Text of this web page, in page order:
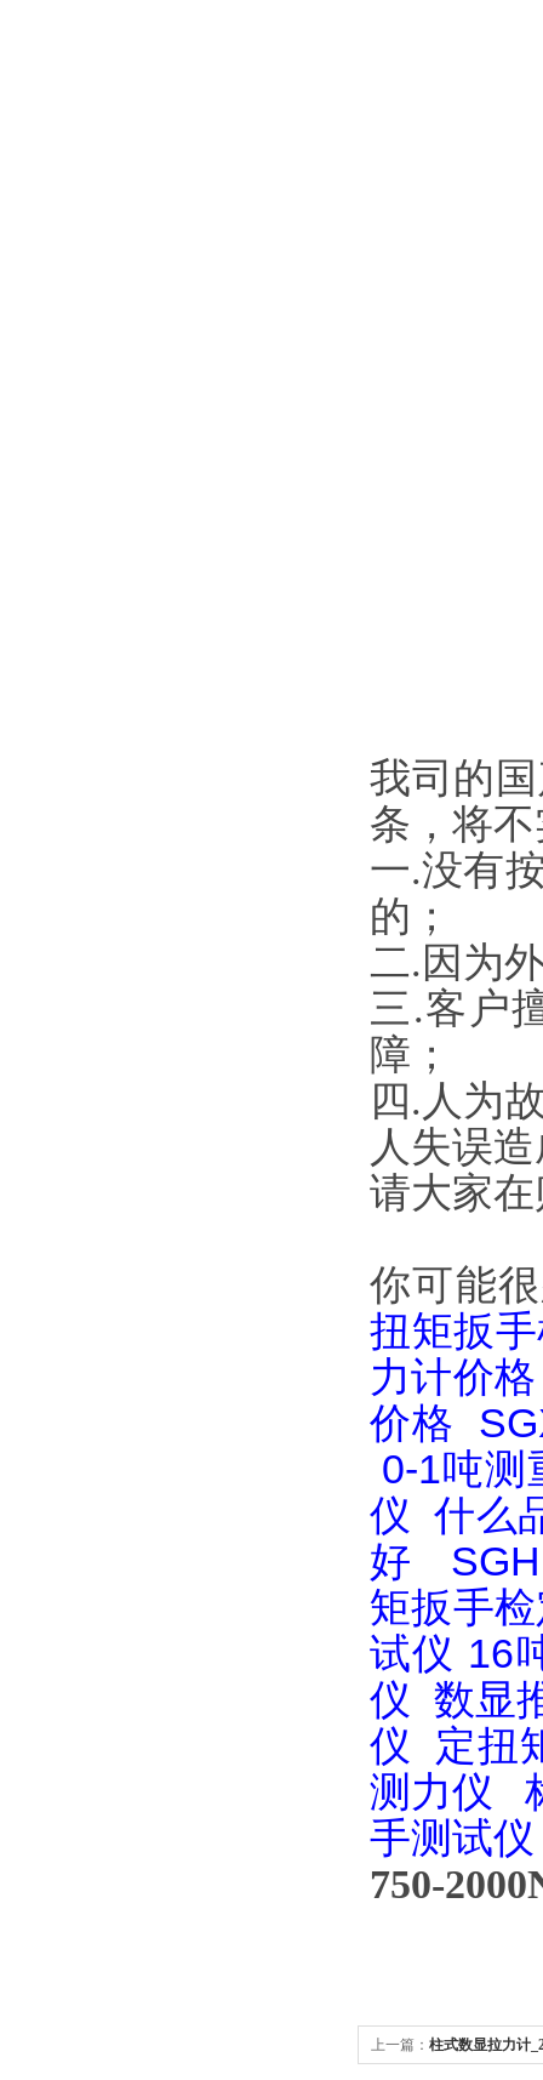
我司的
条，将
一.没有
的；
二.因为
三.客户
障；
四.人为
人失误
请大家
你可能
扭矩扳
力计价格
价格
0-1吨测
仪 什么
好
矩扳手
试仪 16
仪 数显
仪
定扭
测力仪
手测试仪
750-
上一篇： 柱式数显拉力计